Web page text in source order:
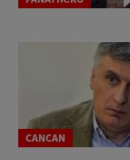
CANCAN